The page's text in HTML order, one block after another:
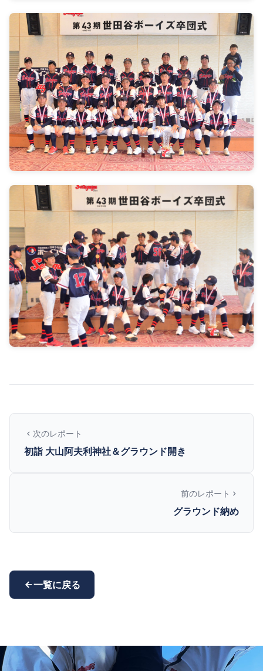
次のレポート
初詣 大山阿夫利神社＆グラウンド開き
前のレポート
グラウンド納め
一覧に戻る